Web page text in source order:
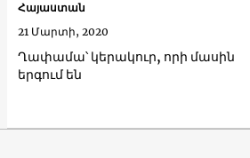
Ղափամա՝ կերակուր, որի մասին
երգում են
Հայաստան
21 Մարտի, 2020